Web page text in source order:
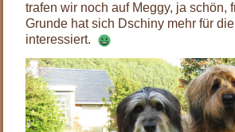
trafen wir noch auf Meggy, ja schön,
Grunde hat sich Dschiny mehr für
interessiert.